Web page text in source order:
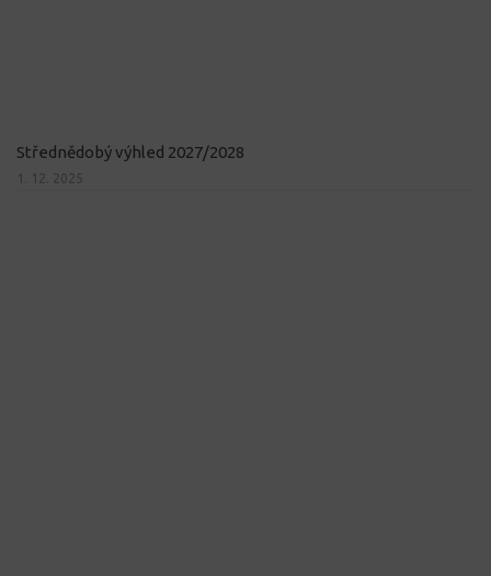
Střednědobý výhled 2027/2028
1. 12. 2025